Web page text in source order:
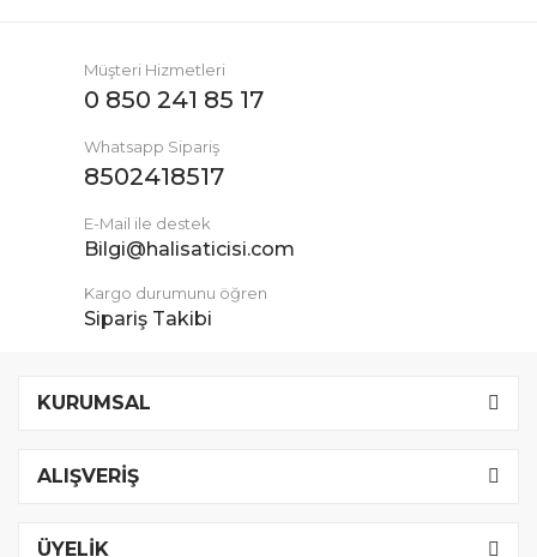
Müşteri Hizmetleri
0 850 241 85 17
Whatsapp Sipariş
8502418517
E-Mail ile destek
Bilgi@halisaticisi.com
Kargo durumunu öğren
Sipariş Takibi
KURUMSAL
ALIŞVERİŞ
ÜYELİK